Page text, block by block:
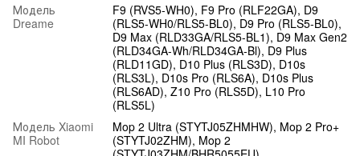
Модель
Dreame
F9 (RVS5-WH0), F9 Pro (RLF22GA), D9
(RLS5-WH0/RLS5-BL0), D9 Pro (RLS5-BL0),
D9 Max (RLD33GA/RLS5-BL1), D9 Max Gen2
(RLD34GA-Wh/RLD34GA-Bl), D9 Plus
(RLD11GD), D10 Plus (RLS3D), D10s
(RLS3L), D10s Pro (RLS6A), D10s Plus
(RLS6AD), Z10 Pro (RLS5D), L10 Pro
(RLS5L)
Модель Xiaomi
MI Robot
Mop 2 Ultra (STYTJ05ZHMHW), Mop 2 Pro+
(STYTJ02ZHM), Mop 2